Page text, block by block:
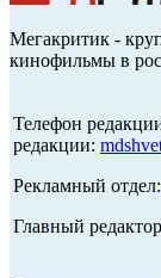
Мегакритик -
кинофильмы в
Телефон
редакции:
Рекламный отдел:
Главный